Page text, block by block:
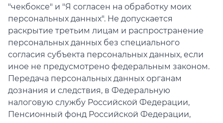
"чекбоксе" и "Я согласен на обработку моих
персональных данных". Не допускается
раскрытие третьим лицам и распространение
персональных данных без специального
согласия субъекта персональных данных, если
иное не предусмотрено федеральным законом.
Передача персональных данных органам
дознания и следствия, в Федеральную
налоговую службу Российской Федерации,
Пенсионный фонд Российской Федерации,